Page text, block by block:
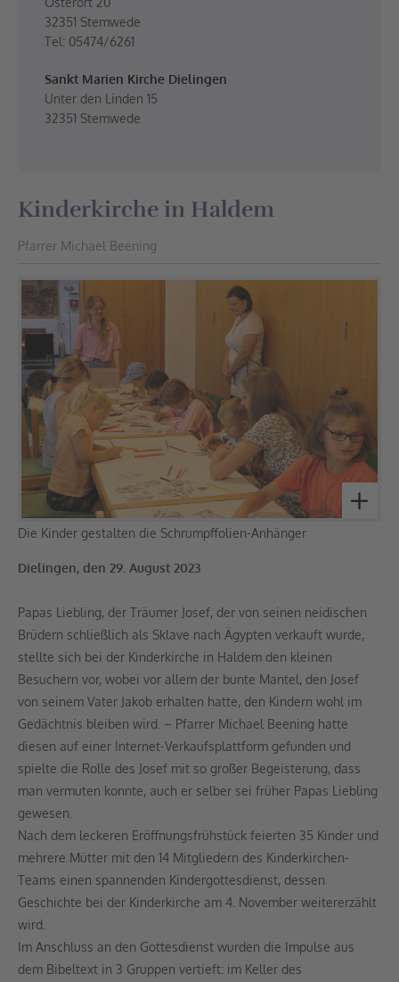
32351 Stemwede
Tel: 05474/6261
Sankt Marien Kirche Dielingen
Unter den Linden 15
32351 Stemwede
Kinderkirche in Haldem
Pfarrer Michael Beening
Die Kinder gestalten die Schrumpffolien-Anhänger
Dielingen, den 29. August 2023
Papas Liebling, der Träumer Josef, der von seinen neidischen
Brüdern schließlich als Sklave nach Ägypten verkauft wurde,
stellte sich bei der Kinderkirche in Haldem den kleinen
Besuchern vor, wobei vor allem der bunte Mantel, den Josef
von seinem Vater Jakob erhalten hatte, den Kindern wohl im
Gedächtnis bleiben wird. – Pfarrer Michael Beening hatte
diesen auf einer Internet-Verkaufsplattform gefunden und
spielte die Rolle des Josef mit so großer Begeisterung, dass
man vermuten konnte, auch er selber sei früher Papas Liebling
gewesen.
Nach dem leckeren Eröffnungsfrühstück feierten 35 Kinder und
mehrere Mütter mit den 14 Mitgliedern des Kinderkirchen-
Teams einen spannenden Kindergottesdienst, dessen
Geschichte bei der Kinderkirche am 4. November weitererzählt
wird.
Im Anschluss an den Gottesdienst wurden die Impulse aus
dem Bibeltext in 3 Gruppen vertieft: im Keller des